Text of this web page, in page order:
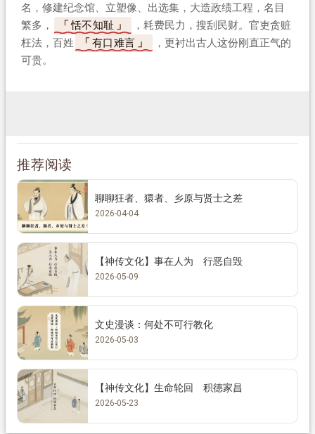
名，修建纪念馆、立塑像、出选集，大造政绩工程，名目
繁多，
恬不知耻
，耗费民力，搜刮民财。官吏贪赃
枉法，百姓
有口难言
，更衬出古人这份刚直正气的
可贵。
推荐阅读
聊聊狂者、獧者、乡原与贤士之差
2026-04-04
【神传文化】事在人为 行恶自毁
2026-05-09
文史漫谈：何处不可行教化
2026-05-03
【神传文化】生命轮回 积德家昌
2026-05-23